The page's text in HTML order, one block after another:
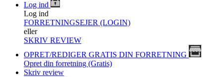
Log ind
Log ind
FORRETNINGSEJER (LOGIN)
eller
SKRIV REVIEW
OPRET/REDIGER GRATIS DIN FORRETNING
Opret din forretning (Gratis)
Skriv review